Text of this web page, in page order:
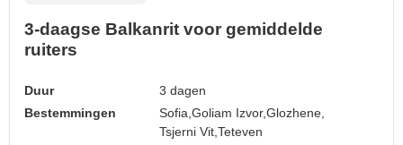
3-daagse Balkanrit voor gemiddelde
ruiters
Duur
3 dagen
Bestemmingen
Sofia,Goliam Izvor,Glozhene,
Tsjerni Vit,Teteven